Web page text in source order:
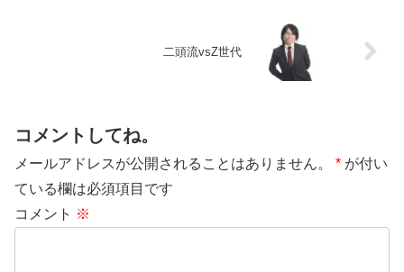
二頭流vsZ世代
コメントしてね。
メールアドレスが公開されることはありません。 * が付い
ている欄は必須項目です
コメント ※